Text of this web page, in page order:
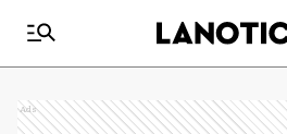
Ads